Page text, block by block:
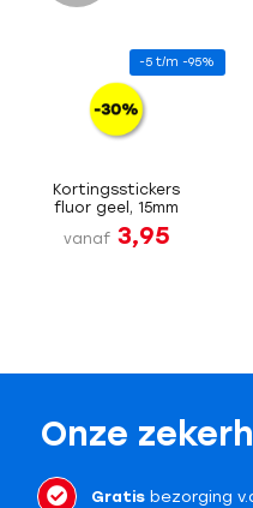
-5 t/m -95%
Kortingsstickers
fluor geel, 15mm
vanaf 3,95
Onze
Gratisbezorging